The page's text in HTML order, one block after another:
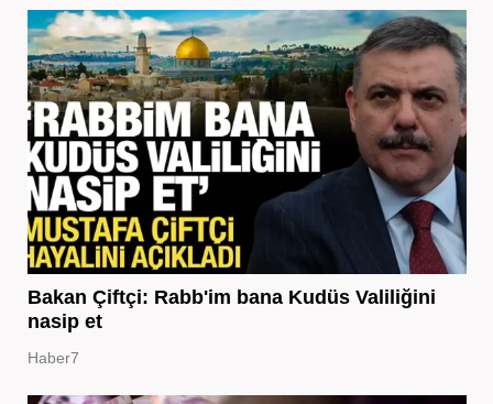
Bakan Çiftçi: Rabb'im bana Kudüs Valiliğini
nasip et
Haber7